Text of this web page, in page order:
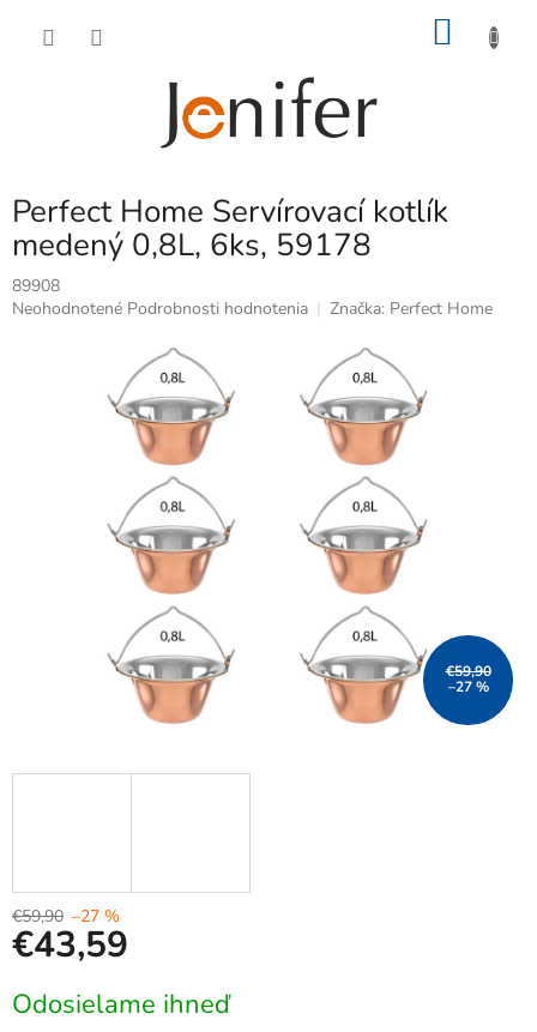
Perfect Home Servírovací kotlík
medený 0,8L, 6ks, 59178
89908
Priemerné
Neohodnotené Podrobnosti hodnotenia Značka: Perfect Home
€59,90
–27 %
€59,90 –27 %
€43,59
cena:
Odosielame ihneď